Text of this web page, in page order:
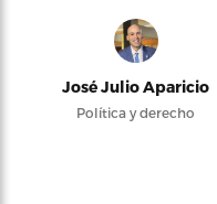
José Julio Aparicio
Política y derecho